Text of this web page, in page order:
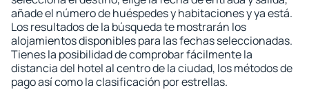
añade el número de huéspedes y habitaciones y ya está.
Los resultados de la búsqueda te mostrarán los
alojamientos disponibles para las fechas seleccionadas.
Tienes la posibilidad de comprobar fácilmente la
distancia del hotel al centro de la ciudad, los métodos de
pago así como la clasificación por estrellas.